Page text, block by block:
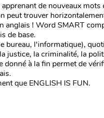
de nouveaux mots
trouver
anglais ! Word SMART
de base.
bureau, l'informatique),
justice, la criminalité, la
à la fin permet de
que ENGLISH IS FUN.